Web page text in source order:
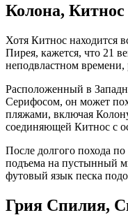
Колона, Китнос
Хотя Китнос находится
Пирея, кажется, что 21
неподвластном времени,
Расположенный в
Серифосом, он может
пляжами, включая
соединяющей Китнос с
После долгого похода
подъема на пустынный
футовый язык песка
Грия Спилия,